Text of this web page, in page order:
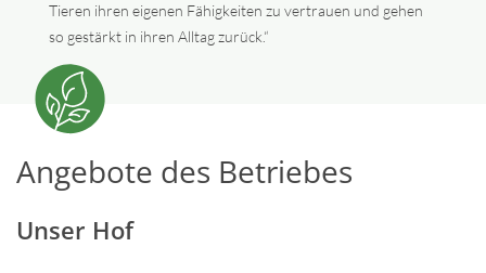
Tieren ihren eigenen Fähigkeiten zu vertrauen und gehen
so gestärkt in ihren Alltag zurück.“
Angebote des Betriebes
Unser Hof